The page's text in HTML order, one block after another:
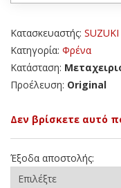
Κατασκευαστής: SUZUKI
Κατηγορία: Φρένα
Κατάσταση:
Προέλευση: Original
Δεν βρίσκετε αυτό
Έξοδα αποστολής: